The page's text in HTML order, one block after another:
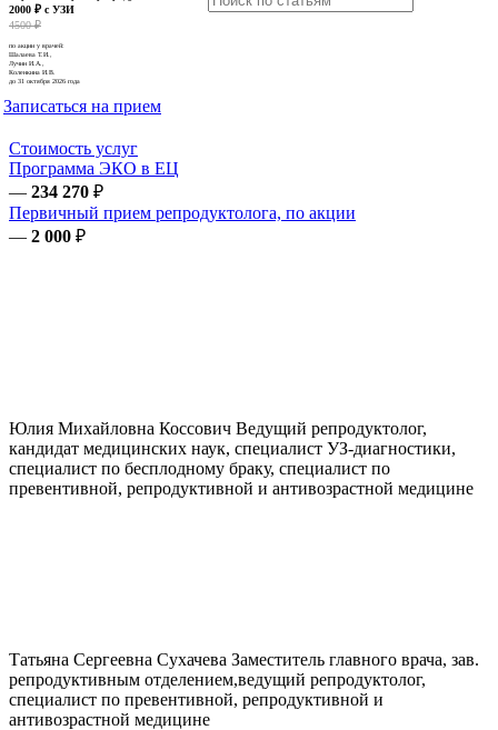
2000 ₽ с УЗИ
4500 ₽
по акции у врачей:
Шалаева Т.И.,
Лучин И.А.,
Коленкина И.В.
до 31 октября 2026 года
Записаться на прием
Стоимость услуг
Программа ЭКО в ЕЦ
— 234 270 ₽
Первичный прием репродуктолога, по акции
— 2 000 ₽
Юлия Михайловна Коссович Ведущий репродуктолог,
кандидат медицинских наук, специалист УЗ-диагностики,
специалист по бесплодному браку, специалист по
превентивной, репродуктивной и антивозрастной медицине
Татьяна Сергеевна Сухачева Заместитель главного врача, зав.
репродуктивным отделением,ведущий репродуктолог,
специалист по превентивной, репродуктивной и
антивозрастной медицине